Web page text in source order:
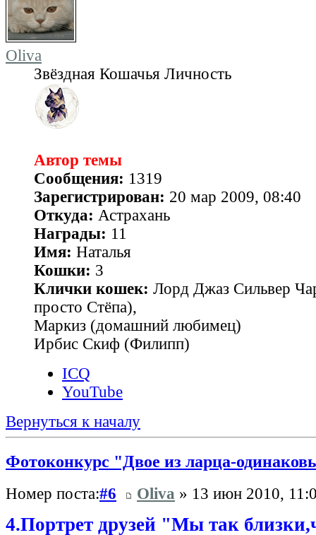
Oliva
Звёздная Кошачья Личность
Автор темы
Сообщения: 1319
Зарегистрирован: 20 мар 2009, 08:40
Откуда: Астрахань
Награды: 11
Имя: Наталья
Кошки: 3
Клички кошек: Лорд Джаз Сильвер
просто Стёпа),
Маркиз (домашний любимец)
Ирбис Скиф (Филипп)
ICQ
YouTube
Вернуться к началу
Фотоконкурс "Двое из ларца-
Номер поста:#6 Oliva » 13 июн 2010,
4.Портрет друзей "Мы так